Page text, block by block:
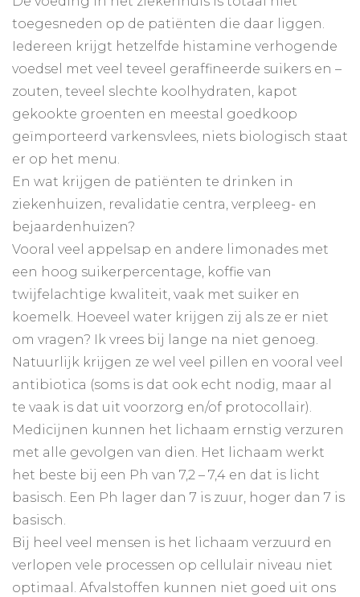
toegesneden op de patiënten die daar liggen.
Iedereen krijgt hetzelfde histamine verhogende
voedsel met veel teveel geraffineerde suikers en –
zouten, teveel slechte koolhydraten, kapot
gekookte groenten en meestal goedkoop
geïmporteerd varkensvlees, niets biologisch staat
er op het menu.
En wat krijgen de patiënten te drinken in
ziekenhuizen, revalidatie centra, verpleeg- en
bejaardenhuizen?
Vooral veel appelsap en andere limonades met
een hoog suikerpercentage, koffie van
twijfelachtige kwaliteit, vaak met suiker en
koemelk. Hoeveel water krijgen zij als ze er niet
om vragen? Ik vrees bij lange na niet genoeg.
Natuurlijk krijgen ze wel veel pillen en vooral veel
antibiotica (soms is dat ook echt nodig, maar al
te vaak is dat uit voorzorg en/of protocollair).
Medicijnen kunnen het lichaam ernstig verzuren
met alle gevolgen van dien. Het lichaam werkt
het beste bij een Ph van 7,2 – 7,4 en dat is licht
basisch. Een Ph lager dan 7 is zuur, hoger dan 7 is
basisch.
Bij heel veel mensen is het lichaam verzuurd en
verlopen vele processen op cellulair niveau niet
optimaal. Afvalstoffen kunnen niet goed uit ons